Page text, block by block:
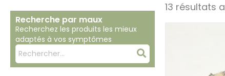
Recherche par maux
Recherchez les produits les mieux
adaptés à vos symptômes
Mots
clés
Rechercher
13 résultats